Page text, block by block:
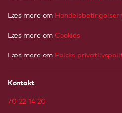
Læs mere om Handelsbetingelser
Læs mere om Cookies
Læs mere om Falcks
Kontakt
70 22 14 20